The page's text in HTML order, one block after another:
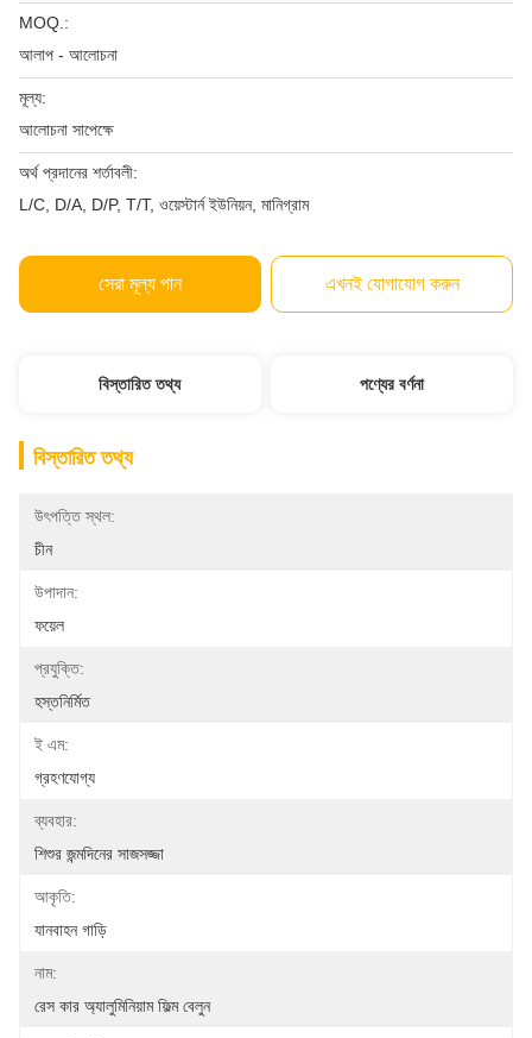
MOQ.:
আলাপ - আলোচনা
মূল্য:
আলোচনা সাপেক্ষে
অর্থ প্রদানের শর্তাবলী:
L/C, D/A, D/P, T/T, ওয়েস্টার্ন ইউনিয়ন, মানিগ্রাম
সেরা মূল্য পান এখনই যোগাযোগ করুন
বিস্তারিত তথ্য পণ্যের বর্ণনা
বিস্তারিত তথ্য
উৎপত্তি স্থল:
চীন
উপাদান:
ফয়েল
প্রযুক্তি:
হস্তনির্মিত
ই এম:
গ্রহণযোগ্য
ব্যবহার:
শিশুর জন্মদিনের সাজসজ্জা
আকৃতি:
যানবাহন গাড়ি
নাম:
রেস কার অ্যালুমিনিয়াম ফিল্ম বেলুন